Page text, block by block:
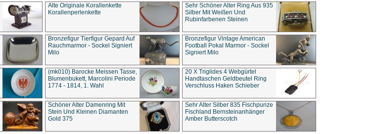
Alte Originale Korallenkette
Korallenperlenkette
Sehr Schöner Alter Ring Aus 935
Silber Mit Weißen Und
Rubinfarbenen Steinen
Bronzefigur Tierfigur Gepard Auf
Rauchmarmor - Sockel Signiert
Milo
Bronzefigur Vintage American
Football Pokal Marmor - Sockel
Signiert Milo
(mk010) Barocke Meissen Tasse,
Blumenbukett, Marcolini Periode
1774 - 1814, 1. Wahl
20 X Triglides 4 Webgürtel
Handtaschen Geldbeutel Ring
Verschluss Haken Schieber
Schöner Alter Damenring Mit
Stein Und Kleinen Diamanten
Gold 375
Sehr Alter Silber 835 Fischpunze
Fischland Bernsteinanhänger
Amber Butterscotch